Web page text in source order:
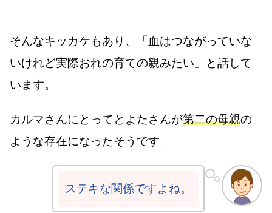
そんなキッカケもあり、「血はつながっていな
いけれど実際おれの育ての親みたい」と話して
います。
カルマさんにとってとよたさんが第二の母親の
ような存在になったそうです。
ステキな関係ですよね。